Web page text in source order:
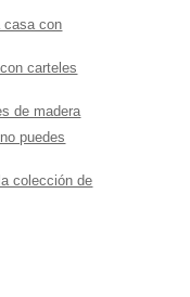
casa con
carteles
de madera
puedes
colección de